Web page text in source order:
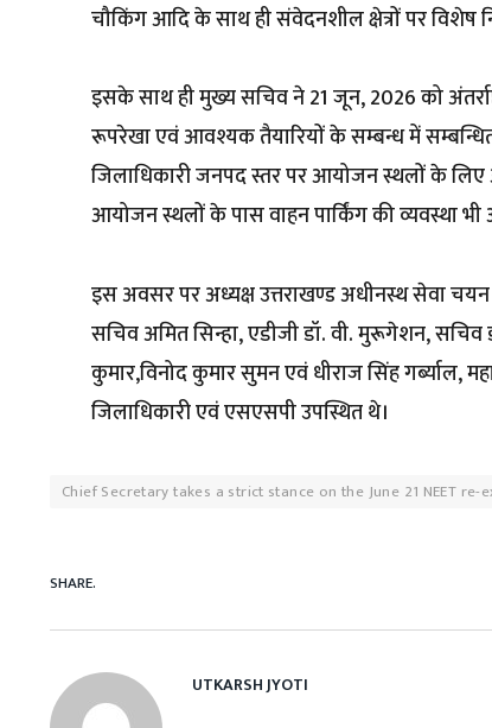
चौकिंग आदि के साथ ही संवेदनशील क्षेत्रों पर विशेष
इसके साथ ही मुख्य सचिव ने 21 जून, 2026 को
रूपरेखा एवं आवश्यक तैयारियों के सम्बन्ध में सम्बन्धित
जिलाधिकारी जनपद स्तर पर आयोजन स्थलों के लिए
आयोजन स्थलों के पास वाहन पार्किंग की व्यवस्था
इस अवसर पर अध्यक्ष उत्तराखण्ड अधीनस्थ सेवा
सचिव अमित सिन्हा, एडीजी डॉ. वी. मुरूगेशन,
कुमार,विनोद कुमार सुमन एवं धीराज सिंह गर्ब्याल,
जिलाधिकारी एवं एसएसपी उपस्थित थे।
Chief Secretary takes a strict stance on the June 21 NEET re-
SHARE.
UTKARSH JYOTI